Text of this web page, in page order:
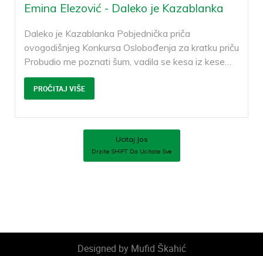
Emina Elezović - Daleko je Kazablanka
Daleko je Kazablanka Pobjednička priča
ovogodišnjeg Konkursa Oslobođenja za kratku priču
Probudio me poznati šum, vadila se kesa iz kese
PROČITAJ VIŠE
Ucitaj Jos
Drzite SHIFT Da Ucitate Sve
Designed by Mufid Škahić